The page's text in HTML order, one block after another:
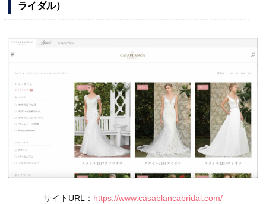
ライダル）
サイトURL： https://www.casablancabridal.com/